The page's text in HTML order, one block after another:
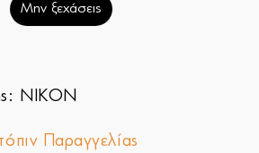
Μην ξεχάσεις
NIKON
Παραγγελίας